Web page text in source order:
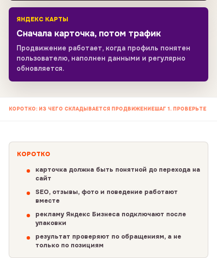
ЯНДЕКС КАРТЫ
Сначала карточка, потом трафик
Продвижение работает, когда профиль понятен
пользователю, наполнен данными и регулярно
обновляется.
КОРОТКО: ИЗ ЧЕГО СКЛАДЫВАЕТСЯ ПРОДВИЖЕНИЕШАГ 1. ПРОВЕРЬТЕ
КОРОТКО
карточка должна быть понятной до перехода на
сайт
SEO, отзывы, фото и поведение работают
вместе
рекламу Яндекс Бизнеса подключают после
упаковки
результат проверяют по обращениям, а не
только по позициям